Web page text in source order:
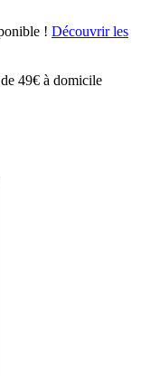
! Découvrir les
49€ à domicile